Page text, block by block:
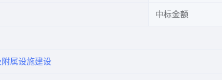
中标金额
附属设施建设